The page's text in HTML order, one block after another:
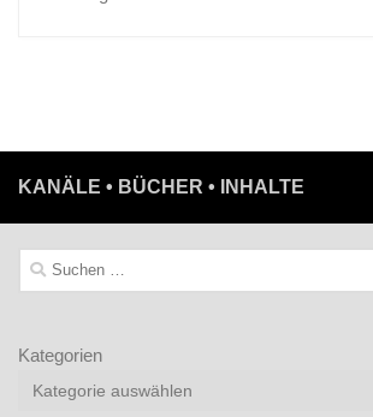
KANÄLE • BÜCHER • INHALTE
Suchen
nach:
Kategorien